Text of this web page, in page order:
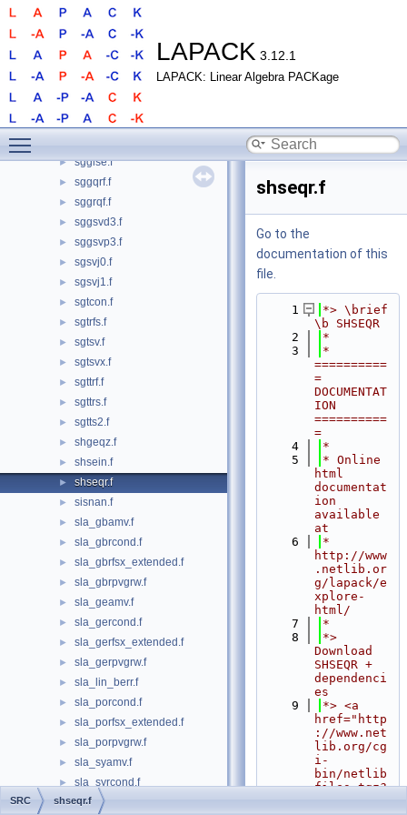
LAPACK 3.12.1
LAPACK: Linear Algebra PACKage
► sggev.f
► sggev3.f
► sggevx.f
► sggglm.f
► sgghd3.f
► sgglse.f
► sggqrf.f
► sggrqf.f
► sggsvd3.f
► sggsvp3.f
► sgsvj0.f
► sgsvj1.f
► sgtcon.f
► sgtrfs.f
► sgtsv.f
► sgtsvx.f
► sgttrf.f
► sgttrs.f
► sgtts2.f
► shgeqz.f
► shsein.f
► shseqr.f
► sisnan.f
► sla_gbamv.f
► sla_gbrcond.f
► sla_gbrfsx_extended.f
► sla_gbrpvgrw.f
► sla_geamv.f
► sla_gercond.f
► sla_gerfsx_extended.f
► sla_gerpvgrw.f
► sla_lin_berr.f
► sla_porcond.f
► sla_porfsx_extended.f
► sla_porpvgrw.f
► sla_syamv.f
► sla_syrcond.f
► sla_syrfsx_extended.f
shseqr.f
Go to the
documentation of this
file.
    1
*> \brief
\b SHSEQR
    2
*
    3
*
==========
=
DOCUMENTAT
ION
==========
=
    4
*
    5
* Online
html
documentat
ion
available
at
    6
*
http://www
.netlib.or
g/lapack/e
xplore-
html/
    7
*
    8
*>
Download
SHSEQR +
dependenci
es
    9
*> <a
href="http
://www.net
lib.org/cg
i-
bin/netlib
files.tgz?
SRC shseqr.f